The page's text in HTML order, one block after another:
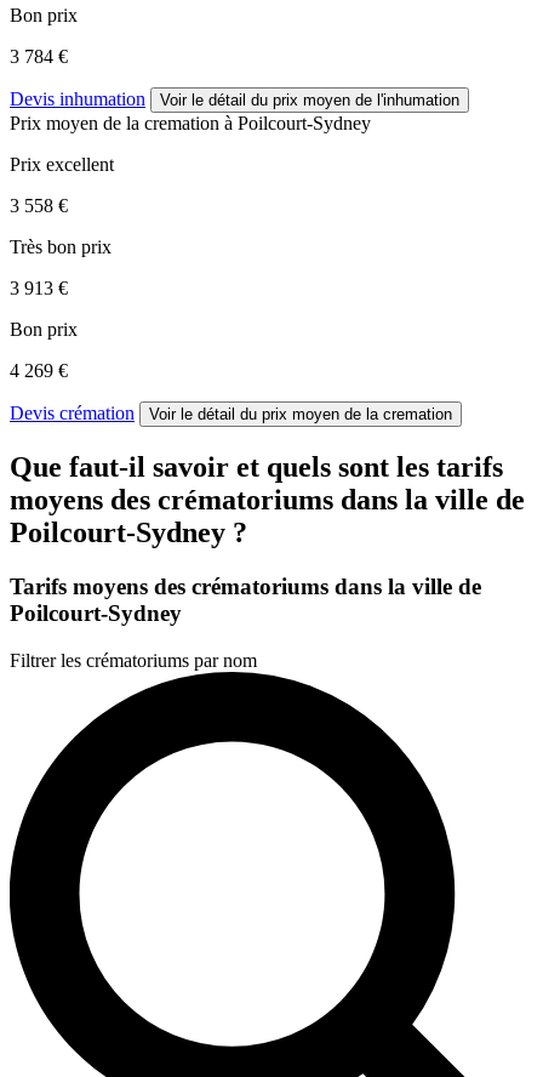
Bon prix
3 784 €
Devis inhumation Voir le détail du prix moyen de l'inhumation
Prix moyen de la cremation à Poilcourt-Sydney
Prix excellent
3 558 €
Très bon prix
3 913 €
Bon prix
4 269 €
Devis crémation Voir le détail du prix moyen de la cremation
Que faut-il savoir et quels sont les tarifs
moyens des crématoriums dans la ville de
Poilcourt-Sydney ?
Tarifs moyens des crématoriums dans la ville de
Poilcourt-Sydney
Filtrer les crématoriums par nom